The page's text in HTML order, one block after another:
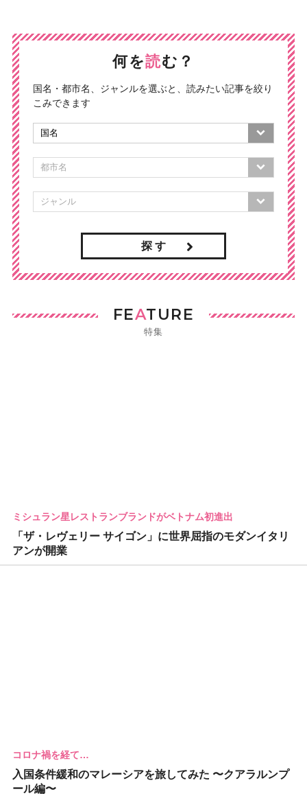
何を読む？
国名・都市名、ジャンルを選ぶと、読みたい記事を絞り
こみできます
探 す
FEATURE
特集
ミシュラン星レストランブランドがベトナム初進出
「ザ・レヴェリー サイゴン」に世界屈指のモダンイタリ
アンが開業
コロナ禍を経て…
入国条件緩和のマレーシアを旅してみた 〜クアラルンプ
ール編〜